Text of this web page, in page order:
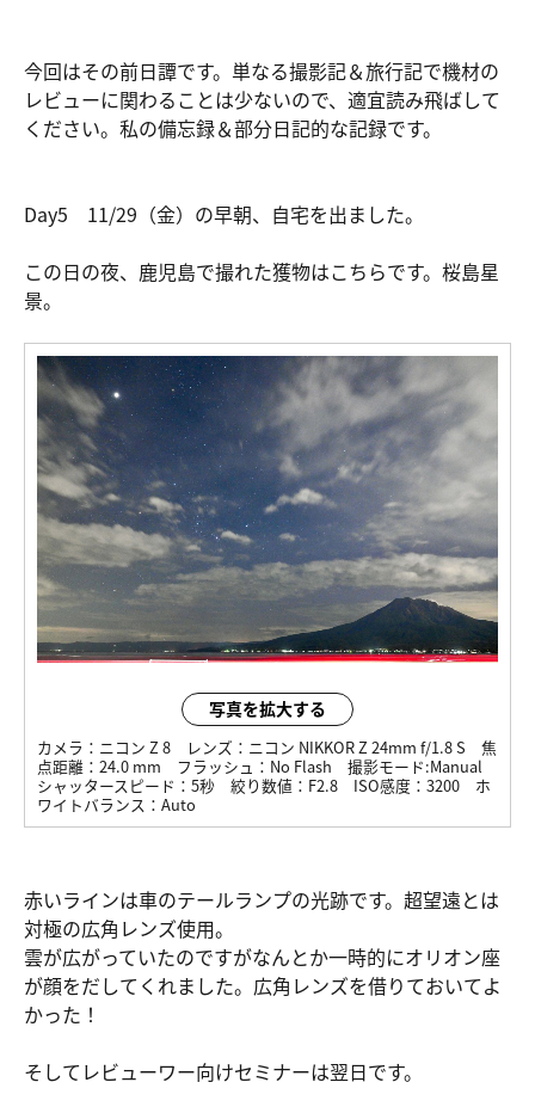
今回はその前日譚です。単なる撮影記＆旅行記で機材の
レビューに関わることは少ないので、適宜読み飛ばして
ください。私の備忘録＆部分日記的な記録です。
Day5 11/29（金）の早朝、自宅を出ました。
この日の夜、鹿児島で撮れた獲物はこちらです。桜島星
景。
写真を拡大する
カメラ： ニコン Z 8 レンズ： ニコン NIKKOR Z 24mm f/1.8 S
焦
点距離： 24.0 mm フラッシュ： No Flash 撮影モード:Manual
シャッタースピード： 5秒 絞り数値： F2.8 ISO感度： 3200
ホ
ワイトバランス： Auto
赤いラインは車のテールランプの光跡です。超望遠とは
対極の広角レンズ使用。
雲が広がっていたのですがなんとか一時的にオリオン座
が顔をだしてくれました。広角レンズを借りておいてよ
かった！
そしてレビューワー向けセミナーは翌日です。